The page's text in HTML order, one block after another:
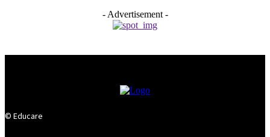
- Advertisement -
© Educare